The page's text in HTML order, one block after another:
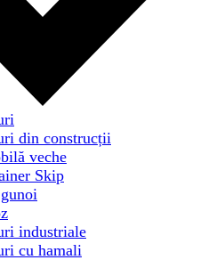
din construcții
veche
Skip
industriale
cu hamali